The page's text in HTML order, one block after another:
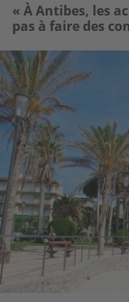
« À Antibes, les
pas à faire des
Image